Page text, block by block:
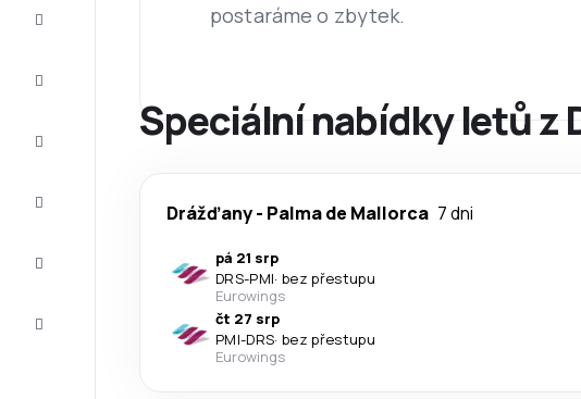
postaráme o zbytek.
Speciální nabídky letů z
Drážďany- Palma de Mallorca 7 dni
pá 21 srp
DRS-PMI· bez přestupu
Eurowings
čt 27 srp
PMI-DRS· bez přestupu
Eurowings